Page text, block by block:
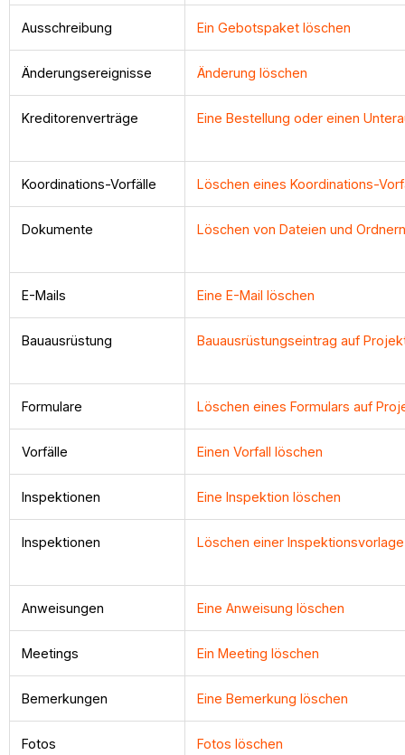
Ausschreibung Ein Gebotspaket löschen
Änderungsereignisse Änderung löschen
Kreditorenverträge Eine Bestellung oder einen
Koordinations-Vorfälle Löschen eines Koordinations-
Dokumente Löschen von Dateien und
E-Mails Eine E-Mail löschen
Bauausrüstung Bauausrüstungseintrag auf
Formulare Löschen eines Formulars auf
Vorfälle Einen Vorfall löschen
Inspektionen Eine Inspektion löschen
Inspektionen Löschen einer Inspektionsvorlage
Anweisungen Eine Anweisung löschen
Meetings Ein Meeting löschen
Bemerkungen Eine Bemerkung löschen
Fotos Fotos löschen